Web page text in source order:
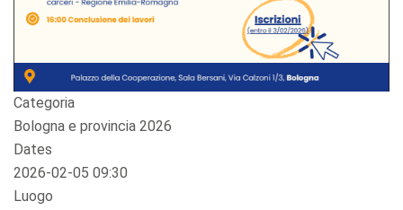
Categoria
Bologna e provincia 2026
Dates
2026-02-05 09:30
Luogo